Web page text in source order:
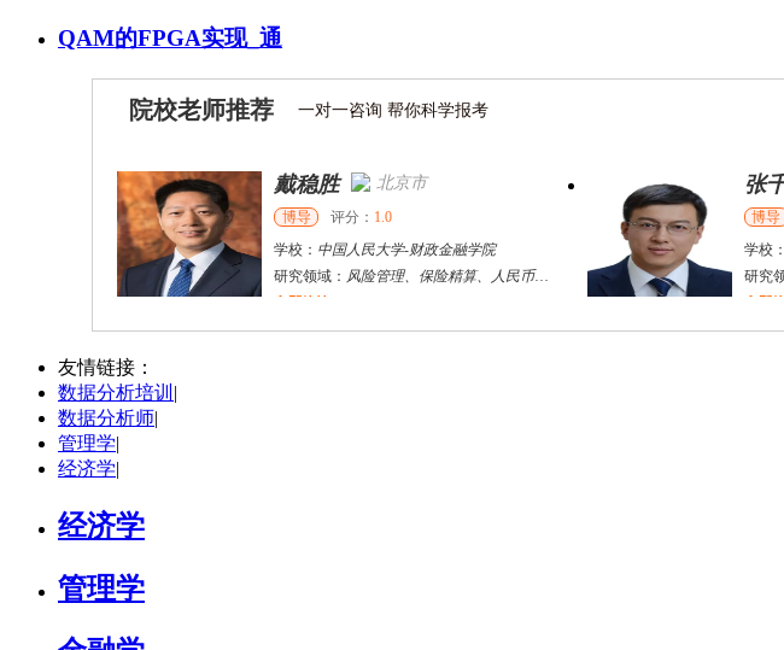
QAM的FPGA实现_通
院校老师推荐 一对一咨询 帮你科学报考
戴稳胜 北京市
博导 评分： 1.0
学校： 中国人民大学-财政金融学院
研究领域： 风险管理、保险精算、人民币国际化
立即咨询
张千帆 哈尔滨市
博导 评分：
学校：哈尔滨工业大学-电气工程及自动化学院
研究领域：电气工程，新能源汽车驱动和充电
立即咨询
陈传红 武汉市 何
友情链接：
数据分析培训 |
数据分析师|
管理学|
经济学|
经济学
管理学